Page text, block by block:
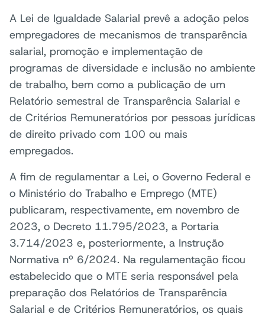
A Lei de Igualdade Salarial prevê a adoção pelos
empregadores de mecanismos de transparência
salarial, promoção e implementação de
programas de diversidade e inclusão no ambiente
de trabalho, bem como a publicação de um
Relatório semestral de Transparência Salarial e
de Critérios Remuneratórios por pessoas jurídicas
de direito privado com 100 ou mais
empregados.
A fim de regulamentar a Lei, o Governo Federal e
o Ministério do Trabalho e Emprego (MTE)
publicaram, respectivamente, em novembro de
2023, o Decreto 11.795/2023, a Portaria
3.714/2023 e, posteriormente, a Instrução
Normativa nº 6/2024. Na regulamentação ficou
estabelecido que o MTE seria responsável pela
preparação dos Relatórios de Transparência
Salarial e de Critérios Remuneratórios, os quais